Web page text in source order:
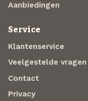
Aanbiedingen
Service
Klantenservice
Veelgestelde vragen
Contact
Privacy